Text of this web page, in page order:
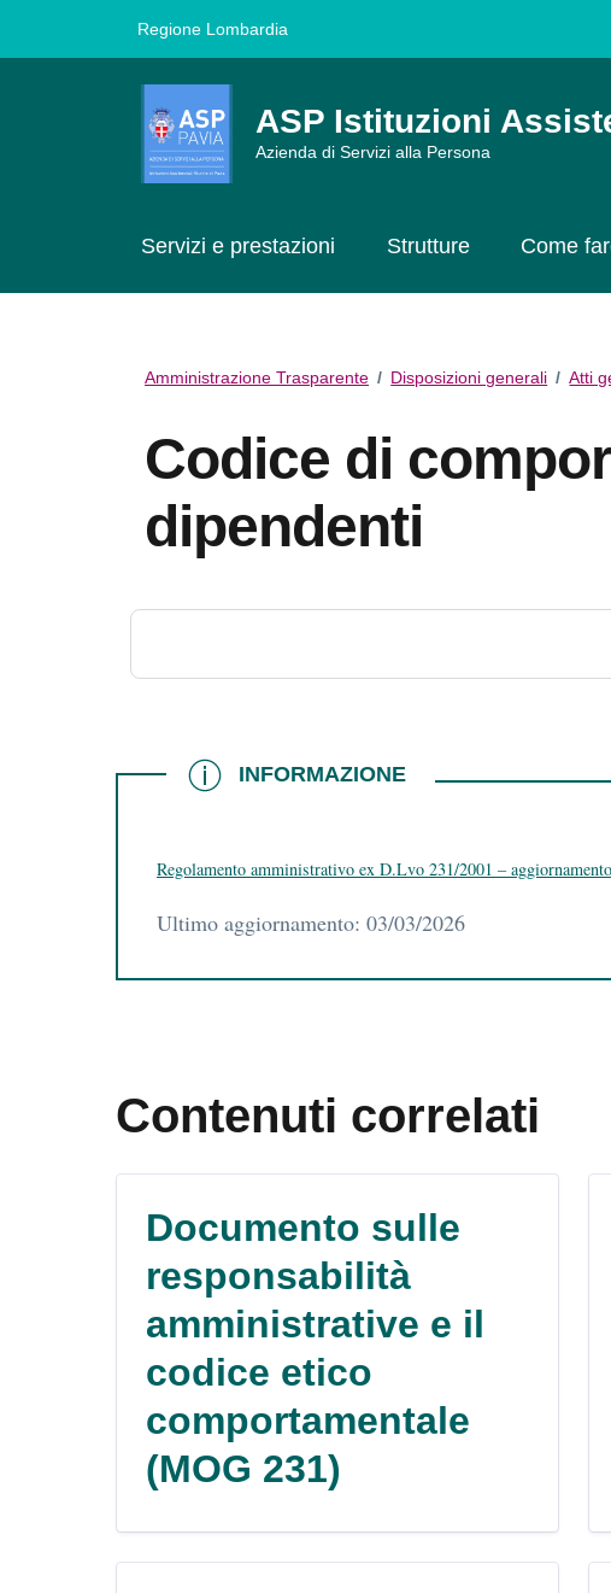
Regione Lombardia
ASP Istituzioni
Azienda di Servizi alla Persona
Servizi e prestazioni Strutture Come
Amministrazione Trasparente / Disposizioni generali / Atti
Codice di
dipendenti
INFORMAZIONE
INFORMAZIONE
Regolamento amministrativo ex D.Lvo 231/2001 –
Ultimo aggiornamento: 03/03/2026
Contenuti correlati
Documento sulle
responsabilità
amministrative e il
codice etico
comportamentale
(MOG 231)